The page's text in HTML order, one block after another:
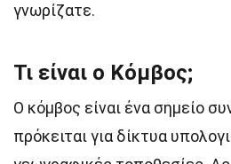
γνωρίζατε.
Τι είναι ο Κόμβος;
Ο κόμβος είναι ένα σημείο
πρόκειται για δίκτυα